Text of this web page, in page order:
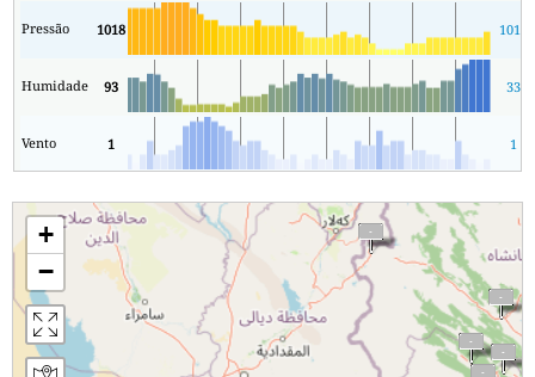
Pressão 1018 1015
Humidade 93 33
Vento 1 1
+
−